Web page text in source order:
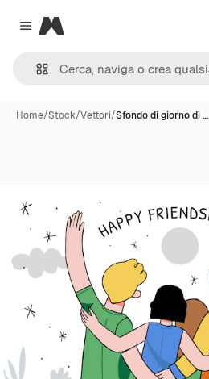
Close menu
Magnific
Home/Stock/Vettori/Sfondo di giorno di …